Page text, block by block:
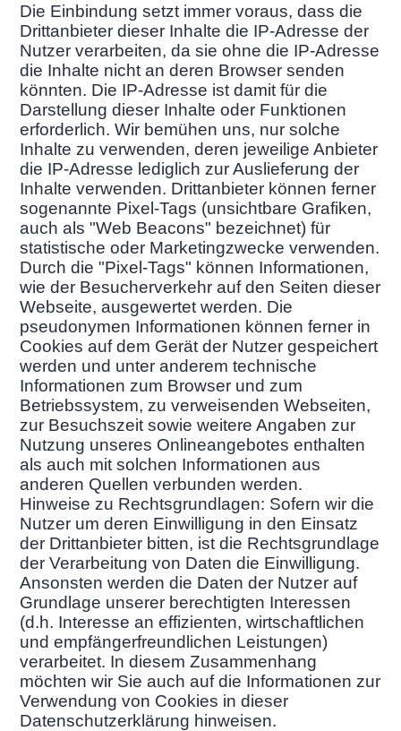
Die Einbindung setzt immer voraus, dass die
Drittanbieter dieser Inhalte die IP-Adresse der
Nutzer verarbeiten, da sie ohne die IP-Adresse
die Inhalte nicht an deren Browser senden
könnten. Die IP-Adresse ist damit für die
Darstellung dieser Inhalte oder Funktionen
erforderlich. Wir bemühen uns, nur solche
Inhalte zu verwenden, deren jeweilige Anbieter
die IP-Adresse lediglich zur Auslieferung der
Inhalte verwenden. Drittanbieter können ferner
sogenannte Pixel-Tags (unsichtbare Grafiken,
auch als "Web Beacons" bezeichnet) für
statistische oder Marketingzwecke verwenden.
Durch die "Pixel-Tags" können Informationen,
wie der Besucherverkehr auf den Seiten dieser
Webseite, ausgewertet werden. Die
pseudonymen Informationen können ferner in
Cookies auf dem Gerät der Nutzer gespeichert
werden und unter anderem technische
Informationen zum Browser und zum
Betriebssystem, zu verweisenden Webseiten,
zur Besuchszeit sowie weitere Angaben zur
Nutzung unseres Onlineangebotes enthalten
als auch mit solchen Informationen aus
anderen Quellen verbunden werden.
Hinweise zu Rechtsgrundlagen: Sofern wir die
Nutzer um deren Einwilligung in den Einsatz
der Drittanbieter bitten, ist die Rechtsgrundlage
der Verarbeitung von Daten die Einwilligung.
Ansonsten werden die Daten der Nutzer auf
Grundlage unserer berechtigten Interessen
(d.h. Interesse an effizienten, wirtschaftlichen
und empfängerfreundlichen Leistungen)
verarbeitet. In diesem Zusammenhang
möchten wir Sie auch auf die Informationen zur
Verwendung von Cookies in dieser
Datenschutzerklärung hinweisen.